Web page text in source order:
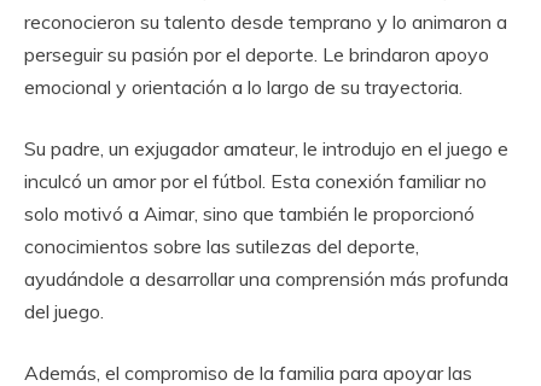
reconocieron su talento desde temprano y lo animaron a
perseguir su pasión por el deporte. Le brindaron apoyo
emocional y orientación a lo largo de su trayectoria.
Su padre, un exjugador amateur, le introdujo en el juego e
inculcó un amor por el fútbol. Esta conexión familiar no
solo motivó a Aimar, sino que también le proporcionó
conocimientos sobre las sutilezas del deporte,
ayudándole a desarrollar una comprensión más profunda
del juego.
Además, el compromiso de la familia para apoyar las